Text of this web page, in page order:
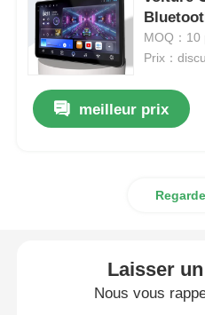
Unité de tête BMW
Unité principale
Unité principale Lexus
MOQ：10
Prix：
meilleur prix
Laisser
Nous vous